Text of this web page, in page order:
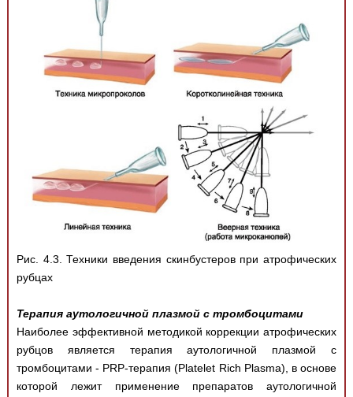
Рис. 4.3. Техники введения скинбустеров при атрофических
рубцах
Терапия аутологичной плазмой с тромбоцитами
Наиболее эффективной методикой коррекции атрофических
рубцов является терапия аутологичной плазмой с
тромбоцитами - PRP-терапия (Platelet Rich Plasma), в основе
которой лежит применение препаратов аутологичной